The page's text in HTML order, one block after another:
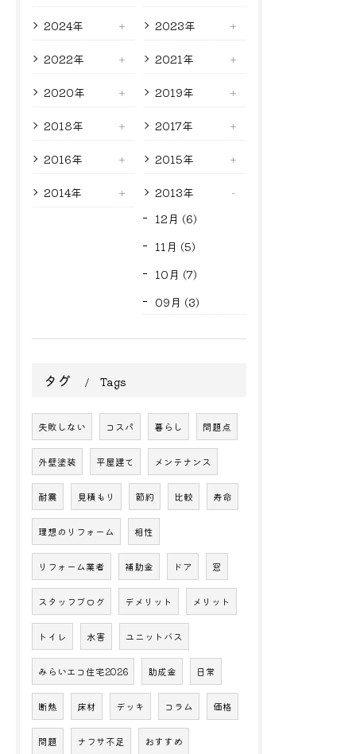
2024年 2023年
2022年 2021年
2020年 2019年
2018年 2017年
2016年 2015年
2014年
2013年
12月 (6)
11月 (5)
10月 (7)
09月 (3)
タグ Tags
失敗しない コスパ 暮らし 問題点
外壁塗装 平屋建て メンテナンス
耐震 見積もり 節約 比較 寿命
理想のリフォーム 相性
リフォーム業者 補助金 ドア 窓
スタッフブログ デメリット メリット
トイレ 水害 ユニットバス
みらいエコ住宅2026 助成金 日常
断熱 床材 デッキ コラム 価格
問題 ナフサ不足 おすすめ